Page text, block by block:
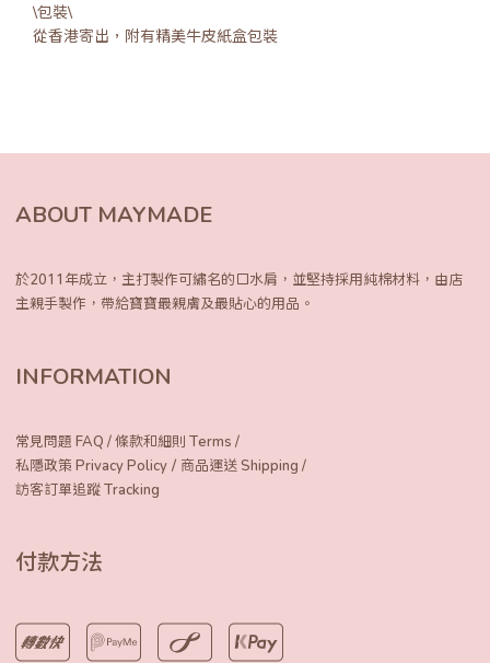
\包裝\
從香港寄出，附有精美牛皮紙盒包裝
ABOUT MAYMADE
於2011年成立，主打製作可繡名的口水肩， 並堅持採用純棉材料，由店
主親手製作， 帶給寶寶最親膚及最貼心的用品。
INFORMATION
常見問題 FAQ /條款和細則 Terms /
私隱政策 Privacy Policy / 商品運送 Shipping /
訪客訂單追蹤 Tracking
付款方法